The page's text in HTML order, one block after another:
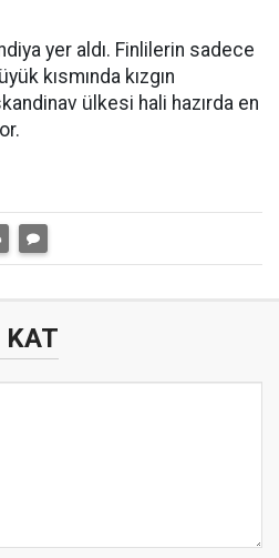
yer aldı. Finlilerin sadece
kısmında kızgın
ülkesi hali hazırda en
KAT